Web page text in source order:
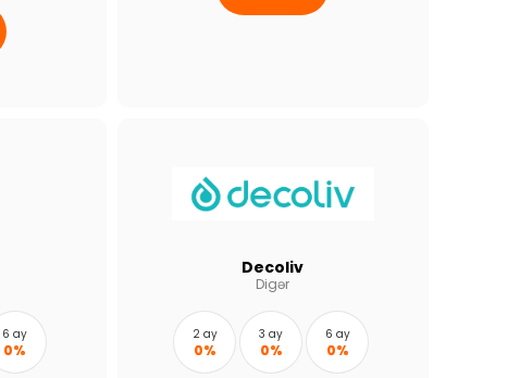
6 ay
0%
Decoliv
Digər
2 ay
0%
3 ay
0%
6 ay
0%